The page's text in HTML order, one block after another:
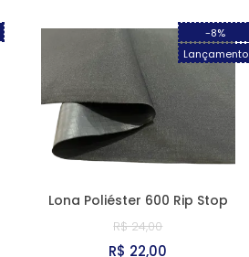
-8%
Lançamento
Lona Poliéster 600 Rip Stop
R$ 24,00
R$ 22,00